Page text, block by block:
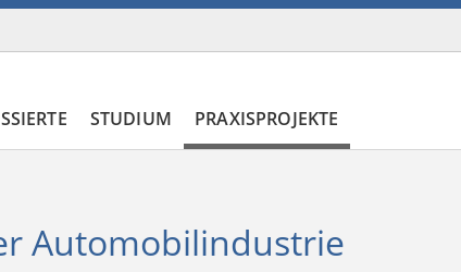
STUDIUM PRAXISPROJEKTE
Automobilindustrie